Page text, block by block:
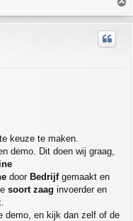
p
keuze te maken.
demo. Dit doen wij graag,
door Bedrijf gemaakt en
soort zaag invoerder en
demo, en kijk dan zelf of de